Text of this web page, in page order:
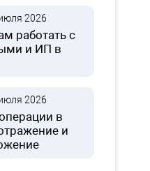
2026
работать с
и ИП в
2026
в
и